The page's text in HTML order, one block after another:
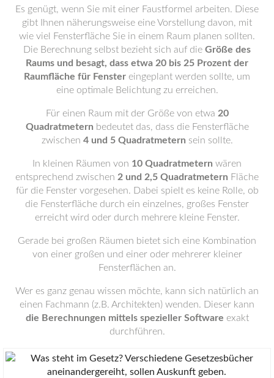
Es genügt, wenn Sie mit einer Faustformel arbeiten. Diese
gibt Ihnen näherungsweise eine Vorstellung davon, mit
wie viel Fensterfläche Sie in einem Raum planen sollten.
Die Berechnung selbst bezieht sich auf die Größe des
Raums und besagt, dass etwa 20 bis 25 Prozent der
Raumfläche für Fenster eingeplant werden sollte, um
eine optimale Belichtung zu erreichen.
Für einen Raum mit der Größe von etwa 20
Quadratmetern bedeutet das, dass die Fensterfläche
zwischen 4 und 5 Quadratmetern sein sollte.
In kleinen Räumen von 10 Quadratmetern wären
entsprechend zwischen 2 und 2,5 Quadratmetern Fläche
für die Fenster vorgesehen. Dabei spielt es keine Rolle, ob
die Fensterfläche durch ein einzelnes, großes Fenster
erreicht wird oder durch mehrere kleine Fenster.
Gerade bei großen Räumen bietet sich eine Kombination
von einer großen und einer oder mehrerer kleiner
Fensterflächen an.
Wer es ganz genau wissen möchte, kann sich natürlich an
einen Fachmann (z.B. Architekten) wenden. Dieser kann
die Berechnungen mittels spezieller Software exakt
durchführen.